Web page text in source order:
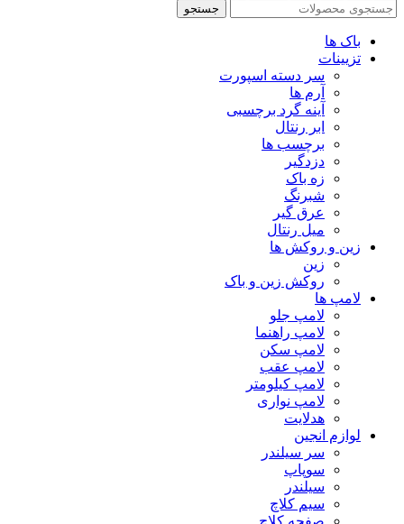
جستجو
باک ها
تزیینات
سر دسته اسپورت
آرم ها
آینه گرد برچسبی
ابر رنتال
برچسب ها
دزدگیر
زه باک
شبرنگ
عرق گیر
میل رنتال
زین و روکش ها
زین
روکش زین و باک
لامپ ها
لامپ جلو
لامپ راهنما
لامپ سکن
لامپ عقب
لامپ کیلومتر
لامپ نواری
هدلایت
لوازم انجین
سر سیلندر
سوپاپ
سیلندر
سیم کلاچ